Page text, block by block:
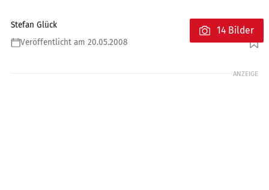
Stefan Glück
Veröffentlicht am 20.05.2008
Foto: Kawasaki
14 Bilder
ANZEIGE